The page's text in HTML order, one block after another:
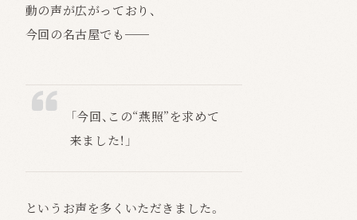
動の声が広がっており、
今回の名古屋でも──
「今回、この“燕照”を求めて
来ました！」
というお声を多くいただきました。